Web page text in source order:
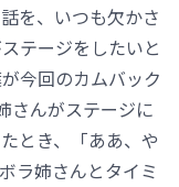
を、いつも欠かさ
テージをしたいと
今回のカムバック
さんがステージに
とき、「ああ、や
ラ姉さんとタイミ